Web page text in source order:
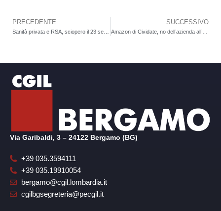
Precedente
PRECEDENTE SUCCESSIVO
Amazon di Cividate, no dell’azienda all’assemblea regolarmente convocata per il 16 luglio. Lavoratori costretti a riunirsi in strada. E si discuterà di sciopero
Via Garibaldi, 3 – 24122 Bergamo (BG)
+39 035.3594111
+39 035.19910054
bergamo@cgil.lombardia.it
cgilbgsegreteria@pecgil.it